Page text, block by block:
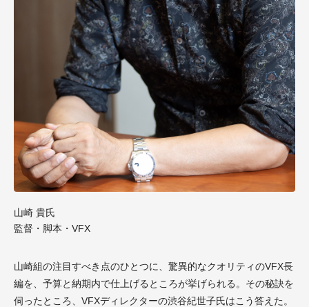
山崎 貴氏
監督・脚本・VFX
山崎組の注目すべき点のひとつに、驚異的なクオリティのVFX長
編を、予算と納期内で仕上げるところが挙げられる。その秘訣を
伺ったところ、VFXディレクターの渋谷紀世子氏はこう答えた。